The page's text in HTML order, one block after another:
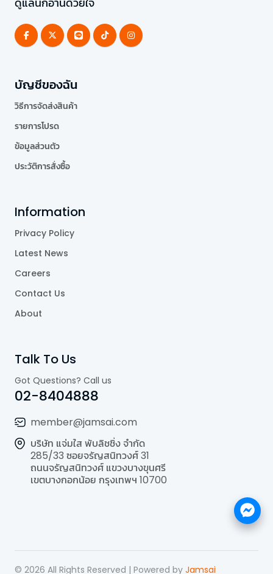
บัญชีของฉัน
วิธีการจัดส่งสินค้า
รายการโปรด
ข้อมูลส่วนตัว
ประวัติการสั่งซื้อ
Information
Privacy Policy
Latest News
Careers
Contact Us
About
Talk To Us
Got Questions? Call us
02-8404888
member@jamsai.com
บริษัท แจ่มใส พับลิชชิ่ง จำกัด
285/33 ซอยจรัญสนิทวงศ์ 31
ถนนจรัญสนิทวงศ์ แขวงบางขุนศรี
เขตบางกอกน้อย กรุงเทพฯ 10700
© 2026 All Rights Reserved | Powered by Jamsai